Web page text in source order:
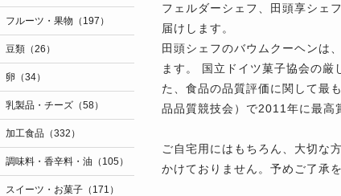
フェルダーシェフ、田頭享シェ
届けします。
田頭シェフのバウムクーヘンは
ます。 国立ドイツ菓子協会の
た、食品の品質評価に関して最
品品質競技会）で2011年に最高
ご自宅用にはもちろん、大切な
かけておりません。予めご了承
フルーツ・果物（197）
豆類（26）
卵（34）
乳製品・チーズ（58）
加工食品（332）
調味料・香辛料・油（105）
スイーツ・お菓子（171）